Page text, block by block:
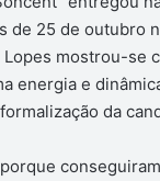
de 25 de outubro
Lopes mostrou-se
energia e
da